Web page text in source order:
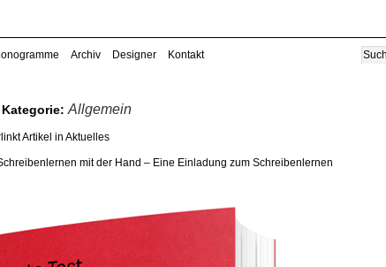
Archiv Designer Kontakt
Allgemein
Artikel in Aktuelles
mit der Hand – Eine Einladung zum Schreibenlernen